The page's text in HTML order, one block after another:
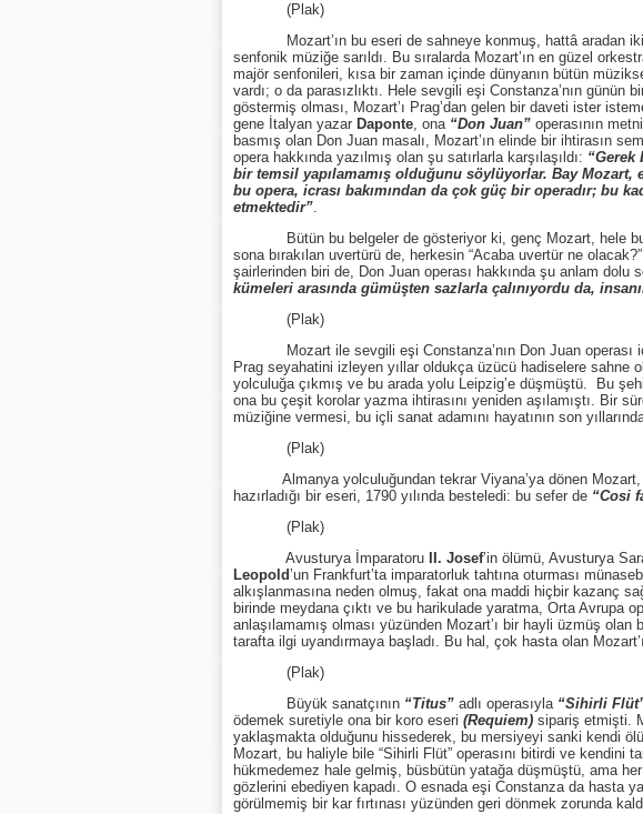
(Plak)
Mozart’ın bu eseri de sahneye konmuş, hattâ aradan iki
senfonik müziğe sarıldı. Bu sıralarda Mozart’ın en güzel
majör senfonileri, kısa bir zaman içinde dünyanın bütün
vardı; o da parasızlıktı. Hele sevgili eşi Constanza’nın
göstermiş olması, Mozart’ı Prag’dan gelen bir daveti ister
gene İtalyan yazar Daponte, ona “Don Juan” operasının
basmış olan Don Juan masalı, Mozart’ın elinde bir ihtirasın
opera hakkında yazılmış olan şu satırlarla karşılaşıldı: “Gerek
bir temsil yapılamamış olduğunu söylüyorlar. Bay Mozart,
bu opera, icrası bakımından da çok güç bir operadır; bu
etmektedir”.
Bütün bu belgeler de gösteriyor ki, genç Mozart, hele bu
sona bırakılan uvertürü de, herkesin “Acaba uvertür ne
şairlerinden biri de, Don Juan operası hakkında şu anlam dolu
kümeleri arasında gümüşten sazlarla çalınıyordu da,
(Plak)
Mozart ile sevgili eşi Constanza’nın Don Juan operası için
Prag seyahatini izleyen yıllar oldukça üzücü hadiselere sahne
yolculuğa çıkmış ve bu arada yolu Leipzig’e düşmüştü. Bu
ona bu çeşit korolar yazma ihtirasını yeniden aşılamıştı. Bir
müziğine vermesi, bu içli sanat adamını hayatının son
(Plak)
Almanya yolculuğundan tekrar Viyana’ya dönen Mozart,
hazırladığı bir eseri, 1790 yılında besteledi: bu sefer de “Cosi
(Plak)
Avusturya İmparatoru
II. Josef’in ölümü, Avusturya
Leopold’un Frankfurt’ta imparatorluk tahtına oturması
alkışlanmasına neden olmuş, fakat ona maddi hiçbir kazanç
birinde meydana çıktı ve bu harikulade yaratma, Orta Avrupa
anlaşılamamış olması yüzünden Mozart’ı bir hayli üzmüş
tarafta ilgi uyandırmaya başladı. Bu hal, çok hasta olan
(Plak)
Büyük sanatçının “Titus” adlı operasıyla “Sihirli
ödemek suretiyle ona bir koro eseri (Requiem) sipariş etmişti.
yaklaşmakta olduğunu hissederek, bu mersiyeyi sanki kendi
Mozart, bu haliyle bile “Sihirli Flüt” operasını bitirdi ve kendini
hükmedemez hale gelmiş, büsbütün yatağa düşmüştü, ama
gözlerini ebediyen kapadı. O esnada eşi Constanza da hasta
görülmemiş bir kar fırtınası yüzünden geri dönmek zorunda